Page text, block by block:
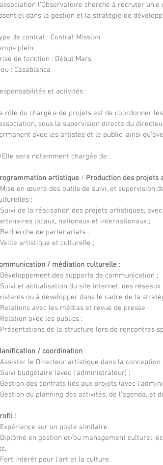
l’Observatoire cherche à recruter
dans la gestion et la stratégie de
de contrat : Contrat Mission
plein
de fonction : Début Mars
: Casablanca
et activités :
rôle du chargé.e de projets est de coordonner
sous la supervision directe du
avec les artistes et le public, ainsi
sera notamment chargée de :
artistique / Production des projets
en œuvre des outils de suivi, et supervision
;
de la réalisation des projets artistiques,
locaux, nationaux et internationaux ;
de partenariats ;
artistique et culturelle ;
/ médiation culturelle :
des supports de communication ;
et actualisation du site internet, des
ou à développer dans le cadre de la
avec les médias et revue de presse ;
avec les publics ;
de la structure lors de rencontres
/ coordination :
le Directeur artistique dans la
budgétaire (avec l’administrateur) ;
des contrats liés aux projets (avec
du planning des activités, de l’agenda, et
:
sur un poste similaire.
en gestion et/ou management culturel,
intérêt pour l’art et la culture.